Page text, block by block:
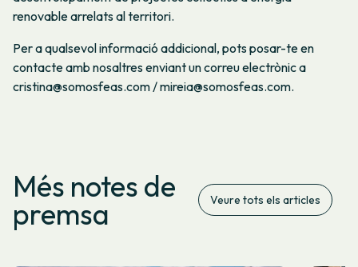
renovable arrelats al territori.
Per a qualsevol informació addicional, pots posar-te en
contacte amb nosaltres enviant un correu electrònic a
cristina@somosfeas.com / mireia@somosfeas.com.
Més notes de
premsa Veure tots els articles